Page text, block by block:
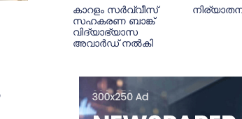
കാറളം സർവ്വീസ്
സഹകരണ ബാങ്ക്
വിദ്യാഭ്യാസ
അവാർഡ് നൽകി